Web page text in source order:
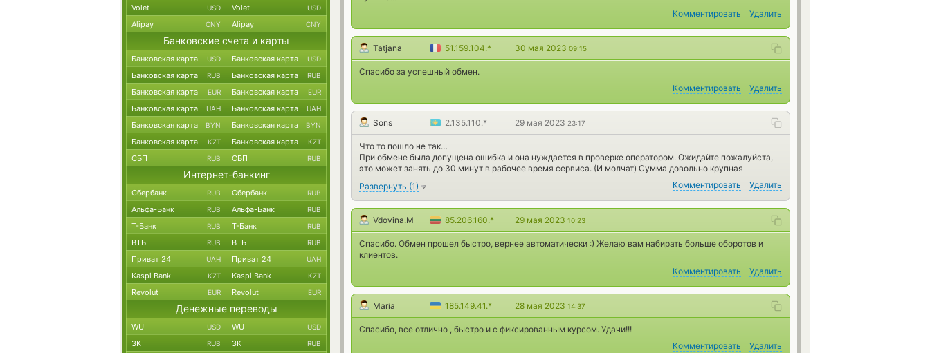
Комментировать
Удалить
Tatjana 51.159.104.* 30 мая 2023 09:15
Спасибо за успешный обмен.
Комментировать
Удалить
Sons 2.135.110.* 29 мая 2023 23:17
Что то пошло не так…
При обмене была допущена ошибка и она нуждается в проверке оператором. Ожидайте пожалуйста,
это может занять до 30 минут в рабочее время сервиса. (И молчат) Сумма довольно крупная
Развернуть (1) Комментировать Удалить
Vdovina.M 85.206.160.* 29 мая 2023 10:23
Спасибо. Обмен прошел быстро, вернее автоматически :) Желаю вам набирать больше оборотов и
клиентов.
Комментировать
Удалить
Maria 185.149.41.* 28 мая 2023 14:37
Спасибо, все отлично , быстро и с фиксированным курсом. Удачи!!!
Комментировать
Удалить
Volet USD Volet USD
Alipay CNY Alipay CNY
Банковские счета и карты
Банковская карта USD Банковская карта USD
Банковская карта RUB Банковская карта RUB
Банковская карта EUR Банковская карта EUR
Банковская карта UAH Банковская карта UAH
Банковская карта BYN Банковская карта BYN
Банковская карта KZT Банковская карта KZT
СБП RUB СБП RUB
Интернет-банкинг
Сбербанк RUB Сбербанк RUB
Альфа-Банк RUB Альфа-Банк RUB
Т-Банк RUB Т-Банк RUB
ВТБ RUB ВТБ RUB
Приват 24 UAH Приват 24 UAH
Kaspi Bank KZT Kaspi Bank KZT
Revolut EUR Revolut EUR
Денежные переводы
WU USD WU USD
ЗК RUB ЗК RUB